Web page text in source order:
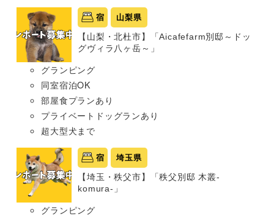
宿 山梨県
【山梨・北杜市】「Aicafefarm別邸～ドッ
グヴィラ八ヶ岳～」
グランピング
同室宿泊OK
部屋食プランあり
プライベートドッグランあり
超大型犬まで
宿 埼玉県
【埼玉・秩父市】「秩父別邸 木叢-
komura-」
グランピング